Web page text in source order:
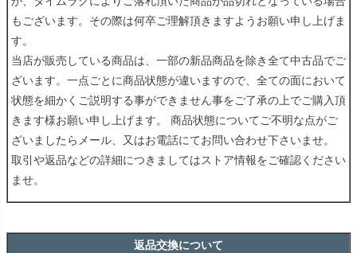
もございます。その際は何卒ご理解頂きますようお願い申し上げま
す。
当店が販売している商品は、一部の新品商品を除き全て中古品でご
ざいます。一点ごとに商品状態が違いますので、全ての面において
状態を細かくご説明する事ができません事をご了承の上でご購入頂
きます様お願い申し上げます。 商品状態についてご不明な点がご
ざいましたらメール、又はお電話にてお問い合わせ下さいませ。
取引や返品などの詳細につきましてはストア情報をご確認ください
ませ。
返品交換について